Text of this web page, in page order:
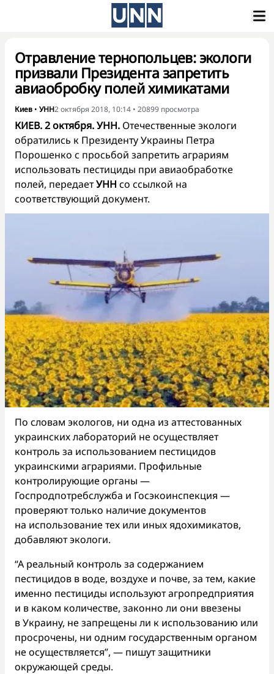
Отравление тернопольцев: экологи
призвали Президента запретить
авиаобробку полей химикатами
Киев • УНН2 октября 2018, 10:14 • 20899 просмотра
КИЕВ. 2 октября. УНН. Отечественные экологи
обратились к Президенту Украины Петра
Порошенко с просьбой запретить аграриям
использовать пестициды при авиаобработке
полей, передаетУНН со ссылкой на
соответствующий документ.
По словам экологов, ни одна из аттестованных
украинских лабораторий не осуществляет
контроль за использованием пестицидов
украинскими аграриями. Профильные
контролирующие органы —
Госпродпотребслужба и Госэкоинспекция —
проверяют только наличие документов
на использование тех или иных ядохимикатов,
добавляют экологи.
“А реальный контроль за содержанием
пестицидов в воде, воздухе и почве, за тем, какие
именно пестициды используют агропредприятия
и в каком количестве, законно ли они ввезены
в Украину, не запрещены ли к использованию или
просрочены, ни одним государственным органом
не осуществляется”, — пишут защитники
окружающей среды.